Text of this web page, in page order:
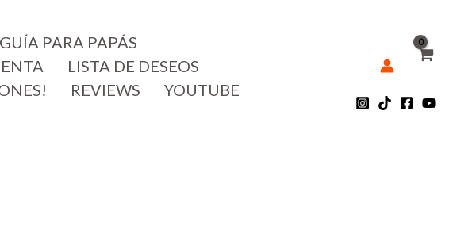
GUÍA PARA PAPÁS
LISTA DE DESEOS
REVIEWS YOUTUBE